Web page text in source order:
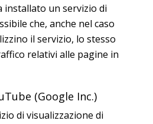
installato un servizio di
che, anche nel caso
il servizio, lo stesso
relativi alle pagine in
(Google Inc.)
di visualizzazione di